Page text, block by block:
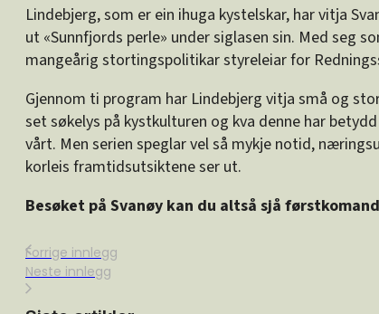
Lindebjerg, som er ein ihuga kystelskar, har vitja
ut «Sunnfjords perle» under siglasen sin. Med seg
mangeårig stortingspolitikar styreleiar for
Gjennom ti program har Lindebjerg vitja små og
set søkelys på kystkulturen og kva denne har
vårt. Men serien speglar vel så mykje notid,
korleis framtidsutsiktene ser ut.
Besøket på Svanøy kan du altså sjå
Forrige innlegg
Neste innlegg